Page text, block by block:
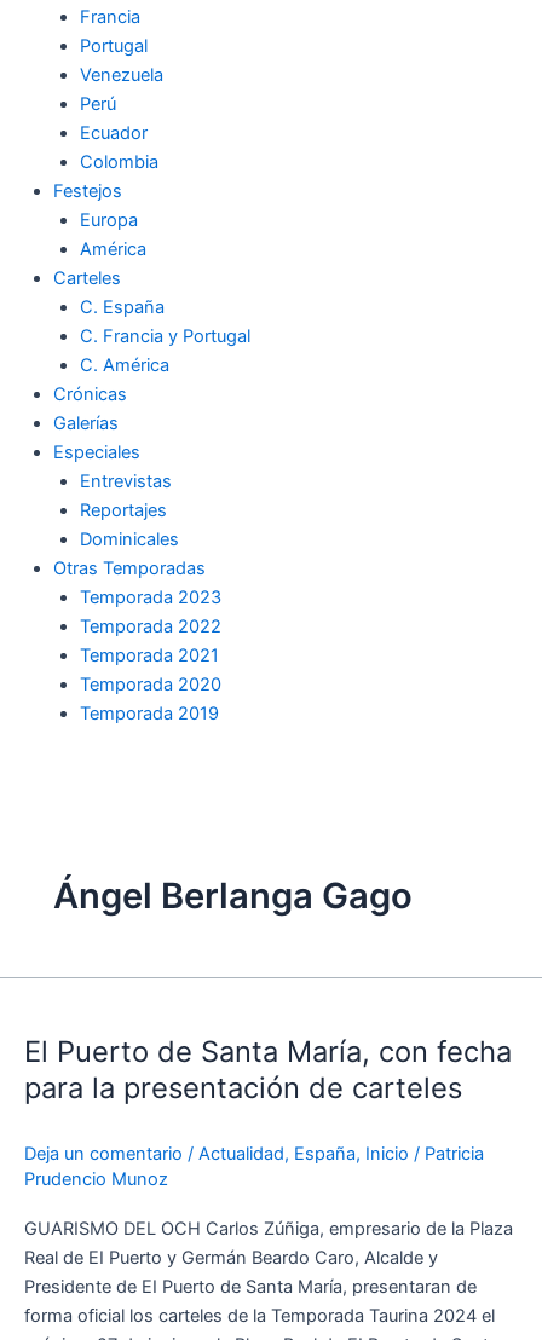
Francia
Portugal
Venezuela
Perú
Ecuador
Colombia
Festejos
Europa
América
Carteles
C. España
C. Francia y Portugal
C. América
Crónicas
Galerías
Especiales
Entrevistas
Reportajes
Dominicales
Otras Temporadas
Temporada 2023
Temporada 2022
Temporada 2021
Temporada 2020
Temporada 2019
Ángel Berlanga Gago
El Puerto de Santa María, con fecha
para la presentación de carteles
Deja un comentario / Actualidad, España, Inicio / Patricia
Prudencio Munoz
GUARISMO DEL OCH Carlos Zúñiga, empresario de la Plaza
Real de EI Puerto y Germán Beardo Caro, Alcalde y
Presidente de EI Puerto de Santa María, presentaran de
forma oficial los carteles de la Temporada Taurina 2024 el
de
Santa
María,
fecha
la
presentación
de
carteles